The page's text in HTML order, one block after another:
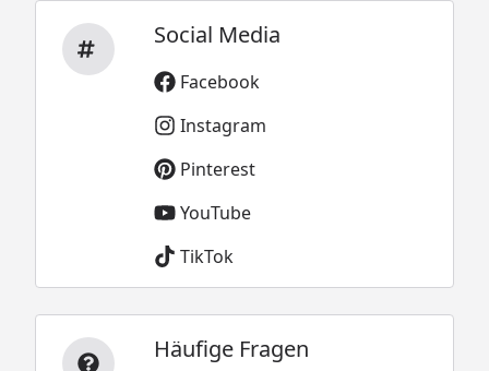
Social Media
Facebook
Instagram
Pinterest
YouTube
TikTok
Häufige Fragen